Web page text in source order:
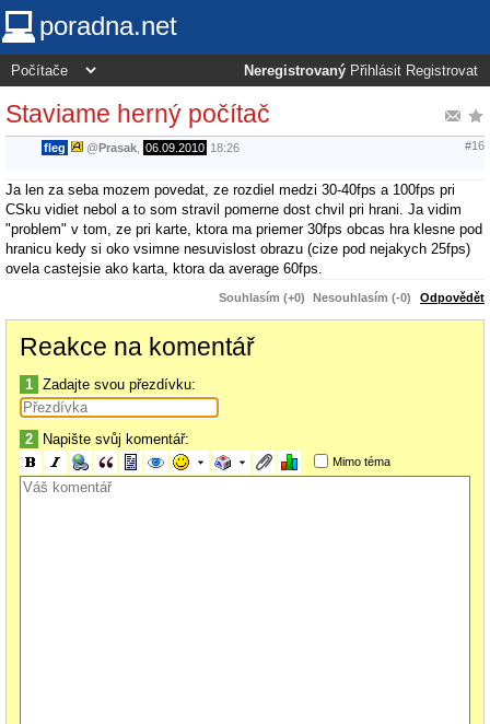
poradna.net
Neregistrovaný Přihlásit Registrovat
Staviame herný počítač
fleg @Prasak 06.09.2010 18:26 #16
Ja len za seba mozem povedat, ze rozdiel medzi 30-40fps a 100fps pri
CSku vidiet nebol a to som stravil pomerne dost chvil pri hrani. Ja vidim
"problem" v tom, ze pri karte, ktora ma priemer 30fps obcas hra klesne pod
hranicu kedy si oko vsimne nesuvislost obrazu (cize pod nejakych 25fps)
ovela castejsie ako karta, ktora da average 60fps.
Souhlasím (+0) Nesouhlasím (-0) Odpovědět
Reakce na komentář
1 Zadajte svou přezdívku:
2 Napište svůj komentář:
Mimo téma